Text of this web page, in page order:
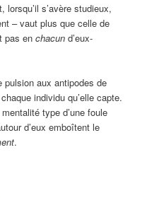
lorsqu’il s’avère studieux,
– vaut plus que celle de
pas enchacun d’eux-
pulsion aux antipodes de
individu qu’elle capte.
type d’une foule
d’eux emboîtent le
.